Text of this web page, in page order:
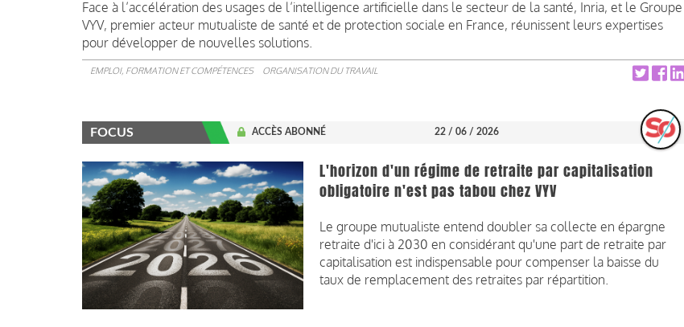
Face à l’accélération des usages de l’intelligence artificielle dans le secteur de la santé, Inria, et le Groupe
VYV, premier acteur mutualiste de santé et de protection sociale en France, réunissent leurs expertises
pour développer de nouvelles solutions.
EMPLOI, FORMATION ET COMPÉTENCES ORGANISATION DU TRAVAIL
FOCUS ACCÈS ABONNÉ 22 / 06 / 2026
L'horizon d'un régime de retraite par capitalisation
obligatoire n'est pas tabou chez VYV
Le groupe mutualiste entend doubler sa collecte en épargne
retraite d'ici à 2030 en considérant qu'une part de retraite par
capitalisation est indispensable pour compenser la baisse du
taux de remplacement des retraites par répartition.